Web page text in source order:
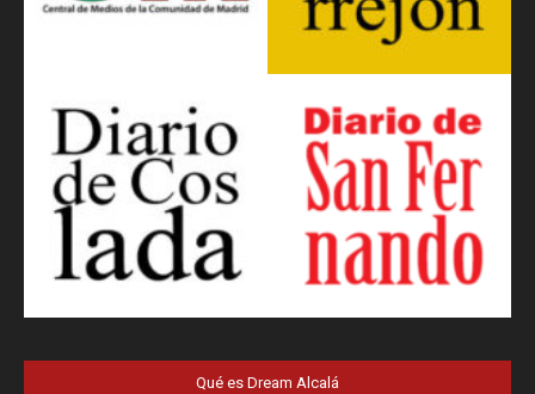
Qué es Dream Alcalá